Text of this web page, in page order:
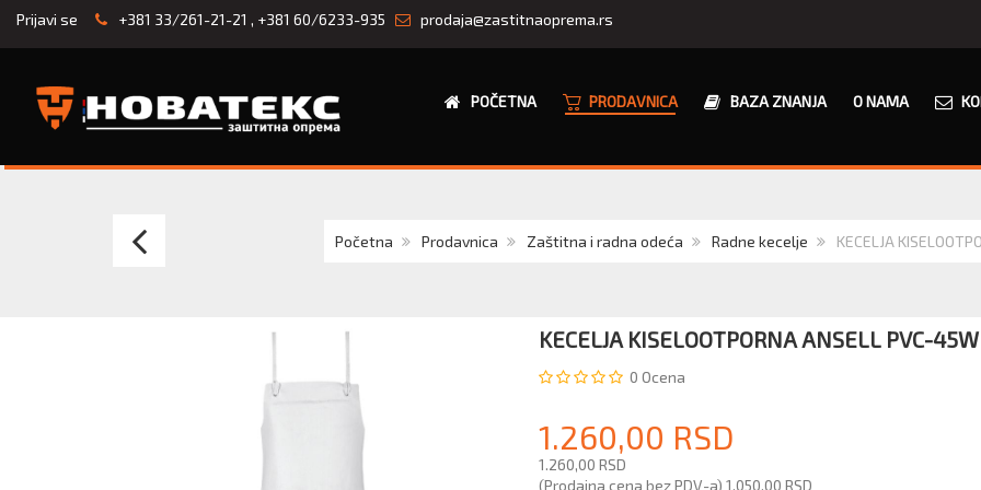
Prijavi se +381 33/261-21-21 , +381 60/6233-935 prodaja@zastitnaoprema.rs
POČETNA PRODAVNICA BAZA ZNANJA O NAMA
Početna Prodavnica Zaštitna i radna odeća Radne kecelje KECELJA
Kecelja
KECELJA KISELOOTPORNA ANSELL PVC-45W
0 Ocena
1.260,00 RSD
1.260,00 RSD
(Prodajna cena bez PDV-a) 1.050,00 RSD